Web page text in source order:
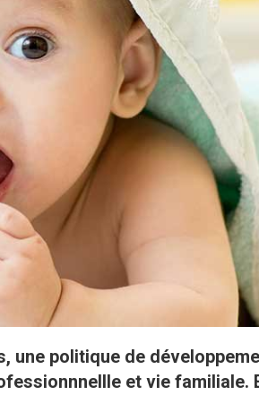
une politique de
et vie familiale.